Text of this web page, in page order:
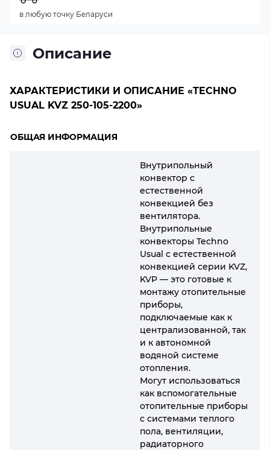
Описание
ХАРАКТЕРИСТИКИ И ОПИСАНИЕ «TECHNO
USUAL KVZ 250-105-2200»
ОБЩАЯ ИНФОРМАЦИЯ
Внутрипольный
конвектор с
естественной
конвекцией без
вентилятора.
Внутрипольные
конвекторы Techno
Usual с естественной
конвекцией серии KVZ,
KVP — это готовые к
монтажу отопительные
приборы,
подключаемые как к
централизованной, так
и к автономной
водяной системе
отопления.
Могут использоваться
как вспомогательные
отопительные приборы
с системами теплого
пола, вентиляции,
радиаторного
в любую точку Беларуси